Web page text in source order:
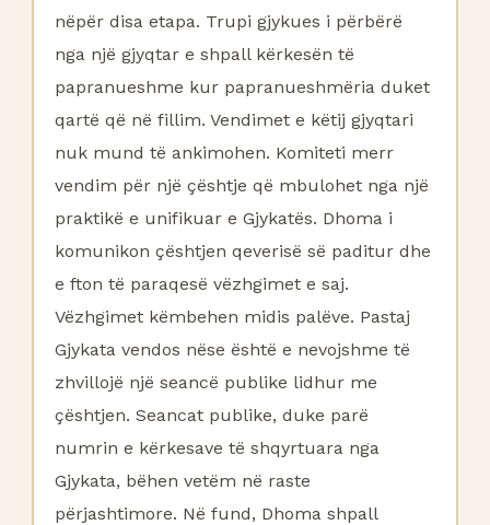
nëpër disa etapa. Trupi gjykues i përbërë
nga një gjyqtar e shpall kërkesën të
papranueshme kur papranueshmëria duket
qartë që në fillim. Vendimet e këtij gjyqtari
nuk mund të ankimohen. Komiteti merr
vendim për një çështje që mbulohet nga një
praktikë e unifikuar e Gjykatës. Dhoma i
komunikon çështjen qeverisë së paditur dhe
e fton të paraqesë vëzhgimet e saj.
Vëzhgimet këmbehen midis palëve. Pastaj
Gjykata vendos nëse është e nevojshme të
zhvillojë një seancë publike lidhur me
çështjen. Seancat publike, duke parë
numrin e kërkesave të shqyrtuara nga
Gjykata, bëhen vetëm në raste
përjashtimore. Në fund, Dhoma shpall